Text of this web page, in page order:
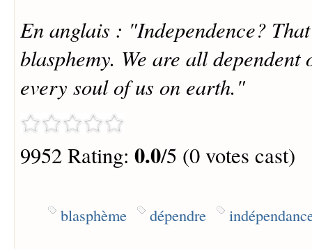
En anglais : "Independence?
blasphemy. We are all dependent
every soul of us on earth."
9952 Rating: 0.0/5 (0 votes cast)
blasphème dépendre